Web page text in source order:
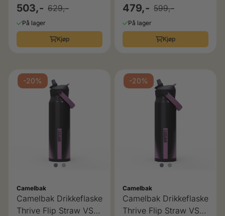
Black 1L
503,- 629,-
På lager
Kjøp
Deep Sea Dawn 0,75L
479,- 599,-
På lager
Kjøp
-20%
Camelbak
Camelbak Drikkeflaske
Thrive Flip Straw VSS
-20%
Camelbak
Camelbak Drikkeflaske
Thrive Flip Straw VSS